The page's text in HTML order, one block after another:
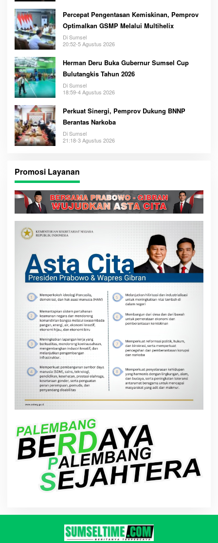
Percepat Pengentasan Kemiskinan, Pemprov
Optimalkan GSMP Melalui Multihelix
Di Sumsel
20:52-5 Agustus 2026
Herman Deru Buka Gubernur Sumsel Cup
Bulutangkis Tahun 2026
Di Sumsel
18:59-4 Agustus 2026
Perkuat Sinergi, Pemprov Dukung BNNP
Berantas Narkoba
Di Sumsel
21:18-3 Agustus 2026
Promosi Layanan